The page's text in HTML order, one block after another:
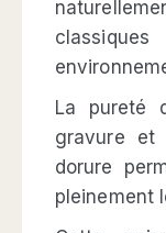
La pureté
gravure et
dorure
pleinement